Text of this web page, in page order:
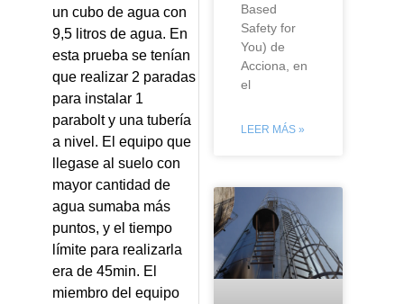
un cubo de agua con
9,5 litros de agua. En
esta prueba se tenían
que realizar 2 paradas
para instalar 1
parabolt y una tubería
a nivel. El equipo que
llegase al suelo con
mayor cantidad de
agua sumaba más
puntos, y el tiempo
límite para realizarla
era de 45min. El
miembro del equipo
Based
Safety for
You) de
Acciona, en
el
LEER MÁS »